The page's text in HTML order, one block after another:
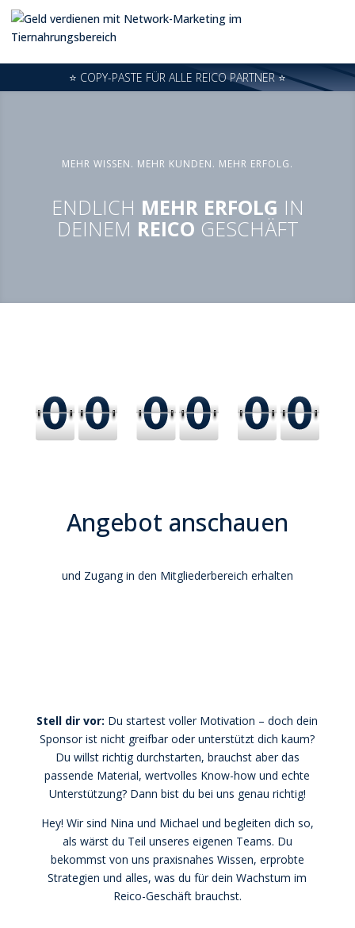
⭐️ COPY-PASTE FÜR ALLE REICO PARTNER ⭐️
MEHR WISSEN. MEHR KUNDEN. MEHR ERFOLG.
ENDLICH MEHR ERFOLG IN
DEINEM REICO GESCHÄFT
Angebot anschauen
und Zugang in den Mitgliederbereich erhalten
Stell dir vor: Du startest voller Motivation – doch dein
Sponsor ist nicht greifbar oder unterstützt dich kaum?
Du willst richtig durchstarten, brauchst aber das
passende Material, wertvolles Know-how und echte
Unterstützung? Dann bist du bei uns genau richtig!
Hey! Wir sind Nina und Michael und begleiten dich so,
als wärst du Teil unseres eigenen Teams. Du
bekommst von uns praxisnahes Wissen, erprobte
Strategien und alles, was du für dein Wachstum im
Reico-Geschäft brauchst.